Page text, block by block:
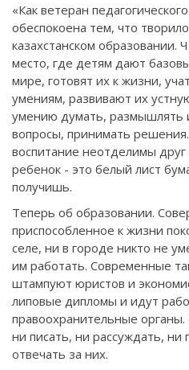
«Как ветеран
обеспокоена тем, что
казахстанском образовании.
место, где детям дают
мире, готовят их к жизни,
умениям, развивают их
умению думать, размышлять
вопросы, принимать
воспитание неотделимы друг
ребенок - это белый лист
получишь.
Теперь об образовании.
приспособленное к жизни
селе, ни в городе никто не
им работать. Современные
штампуют юристов и
липовые дипломы и идут
правоохранительные
ни писать, ни рассуждать,
отвечать за них.